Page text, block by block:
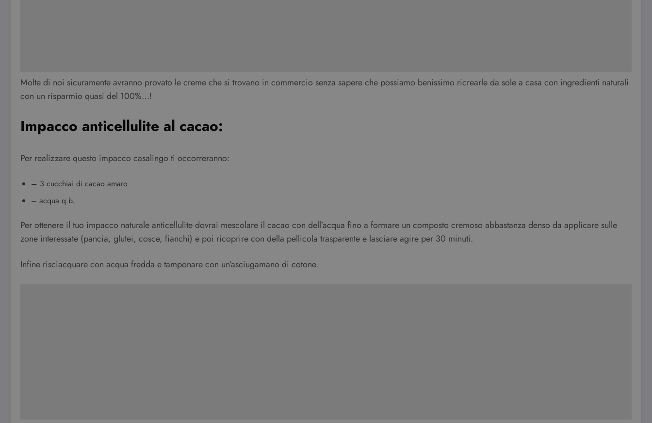
Molte di noi sicuramente avranno provato le creme che si trovano in commercio senza sapere che possiamo benissimo ricrearle da sole a casa con ingredienti naturali
con un risparmio quasi del 100%…!
Impacco anticellulite al cacao:
Per realizzare questo impacco casalingo ti occorreranno:
– 3 cucchiai di cacao amaro
– acqua q.b.
Per ottenere il tuo impacco naturale anticellulite dovrai mescolare il cacao con dell’acqua fino a formare un composto cremoso abbastanza denso da applicare sulle
zone interessate (pancia, glutei, cosce, fianchi) e poi ricoprire con della pellicola trasparente e lasciare agire per 30 minuti.
Infine risciacquare con acqua fredda e tamponare con un’asciugamano di cotone.